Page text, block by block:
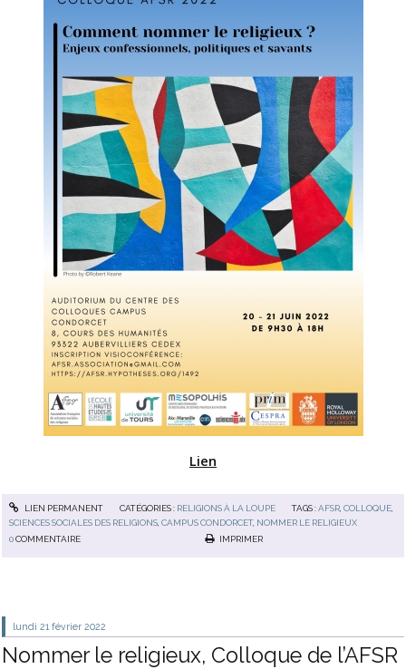
Lien
LIEN PERMANENT CATÉGORIES : RELIGIONS À LA LOUPE TAGS :AFSR ,COLLOQUE
SCIENCES SOCIALES DES RELIGIONS ,CAMPUS CONDORCET, NOMMER LE RELIGIEUX
0COMMENTAIRE IMPRIMER
lundi 21 février 2022
Nommer le religieux, Colloque de l’AFSR